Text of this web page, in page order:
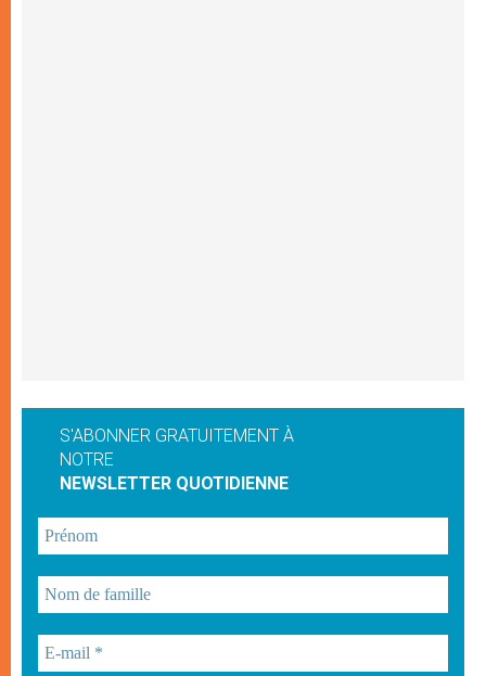
S'ABONNER GRATUITEMENT À
NOTRE
NEWSLETTER QUOTIDIENNE